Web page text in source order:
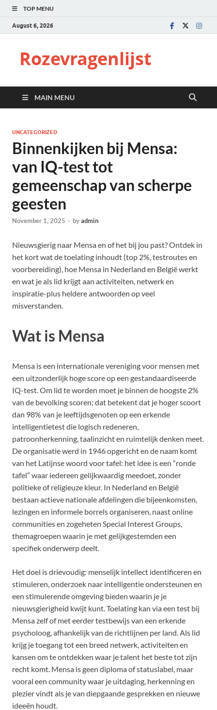
TOP MENU
August 6, 2026
Rozevragenlijst
MAIN MENU
UNCATEGORIZED
Binnenkijken bij Mensa:
van IQ-test tot
gemeenschap van scherpe
geesten
November 1, 2025 - byadmin
Nieuwsgierig naar Mensa en of het bij jou past? Ontdek in
het kort wat de toelating inhoudt (top 2%, testroutes en
voorbereiding), hoe Mensa in Nederland en België werkt
en wat je als lid krijgt aan activiteiten, netwerk en
inspiratie-plus heldere antwoorden op veel
misverstanden.
Wat is Mensa
Mensa is een internationale vereniging voor mensen met
een uitzonderlijk hoge score op een gestandaardiseerde
IQ-test. Om lid te worden moet je binnen de hoogste 2%
van de bevolking scoren; dat betekent dat je hoger scoort
dan 98% van je leeftijdsgenoten op een erkende
intelligentietest die logisch redeneren,
patroonherkenning, taalinzicht en ruimtelijk denken meet.
De organisatie werd in 1946 opgericht en de naam komt
van het Latijnse woord voor tafel: het idee is een “ronde
tafel” waar iedereen gelijkwaardig meedoet, zonder
politieke of religieuze kleur. In Nederland en België
bestaan actieve nationale afdelingen die bijeenkomsten,
lezingen en informele borrels organiseren, naast online
communities en zogeheten Special Interest Groups,
themagroepen waarin je met gelijkgestemden een
specifiek onderwerp deelt.
Het doel is drievoudig: menselijk intellect identificeren en
stimuleren, onderzoek naar intelligentie ondersteunen en
een stimulerende omgeving bieden waarin je je
nieuwsgierigheid kwijt kunt. Toelating kan via een test bij
Mensa zelf of met eerder testbewijs van een erkende
psycholoog, afhankelijk van de richtlijnen per land. Als lid
krijg je toegang tot een breed netwerk, activiteiten en
kansen om te ontdekken waar je talent het beste tot zijn
recht komt. Mensa is geen diploma of statuslabel, maar
vooral een community waar je uitdaging, herkenning en
plezier vindt als je van diepgaande gesprekken en nieuwe
ideeën houdt.